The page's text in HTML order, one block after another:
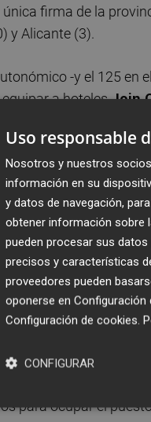
firma de la
y Alicante (3).
-y el 125 en
a hotelesJoin
de euros,
Etnia Dreams, firma
de Juan, con un
millones para
valenciano de
entre el millar del
catapultó
valenciano
puede seguir y
experimentado un
para ocupar el
Uso responsable
Nosotros y nuestros
información en su
y datos de navegación,
obtener información sobre
pueden procesar sus
precisos y características
proveedores pueden
oponerse en Configuración
Configuración de cookies.
CONFIGURAR